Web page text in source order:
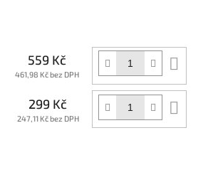
559 Kč
461,98 Kč bez DPH
299 Kč
247,11 Kč bez DPH